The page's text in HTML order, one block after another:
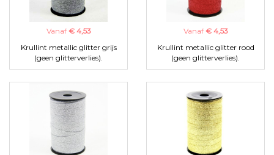
Vanaf € 4,53
Krullint metallic glitter grijs
(geen glitterverlies).
Vanaf € 4,53
Krullint metallic glitter rood
(geen glitterverlies).